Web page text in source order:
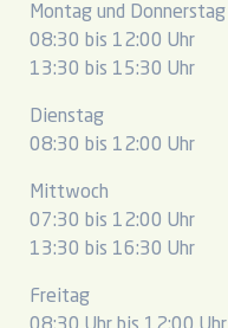
Montag und Donnerstag
08:30 bis 12:00 Uhr
13:30 bis 15:30 Uhr
Dienstag
08:30 bis 12:00 Uhr
Mittwoch
07:30 bis 12:00 Uhr
13:30 bis 16:30 Uhr
Freitag